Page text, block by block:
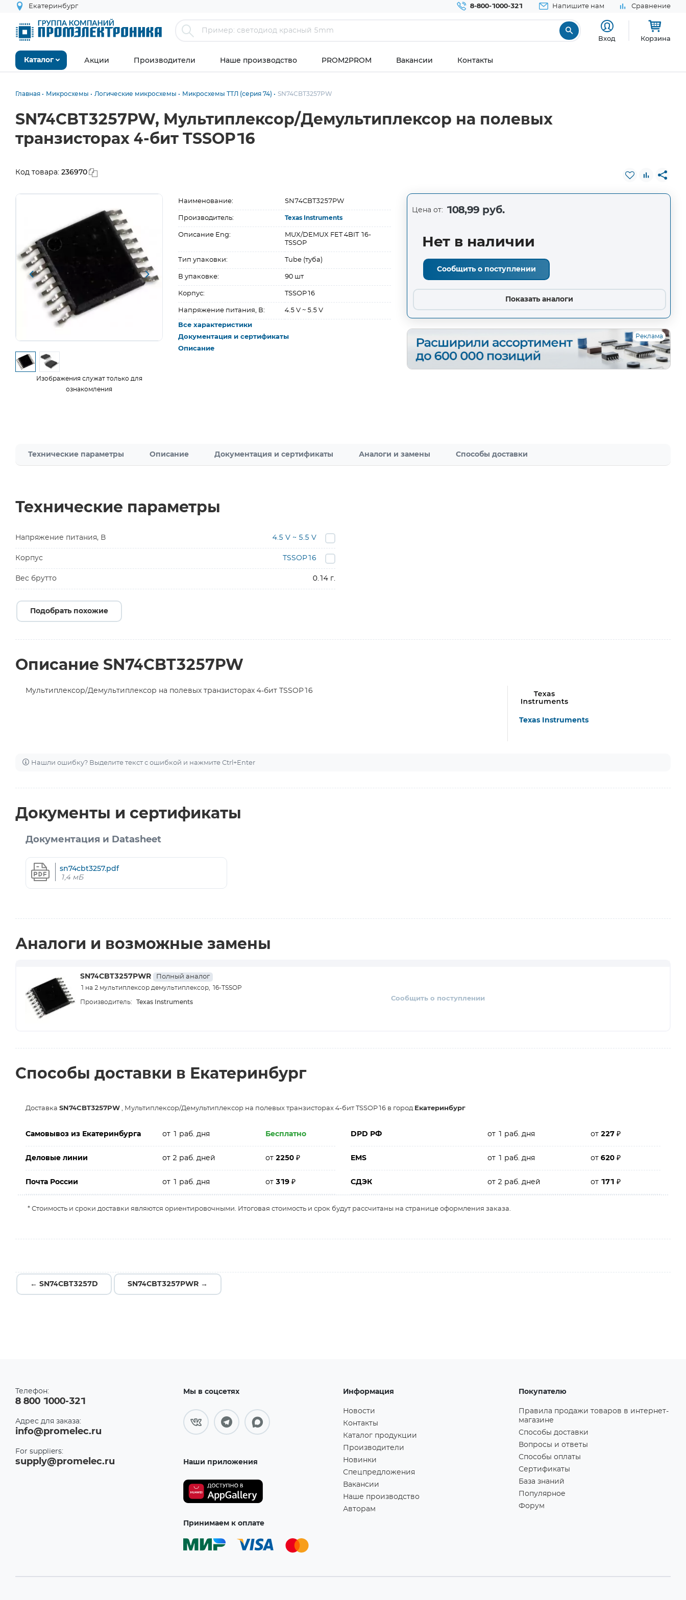
Екатеринбург 8-800-1000-321 Напишите нам Сравнение
Вход Корзина
Каталог Акции Производители Наше производство PROM2PROM Вакансии Контакты
Главная Микросхемы Логические микросхемы Микросхемы ТТЛ (серия 74) SN74CBT3257PW
SN74CBT3257PW, Мультиплексор/Демультиплексор на полевых
транзисторах 4-бит TSSOP16
Код товара: 236970
Изображения служат только для
ознакомления
Наименование: SN74CBT3257PW
Производитель: Texas Instruments
Описание Eng:
MUX/DEMUX FET 4BIT 16-
TSSOP
Тип упаковки: Tube (туба)
В упаковке: 90 шт
Корпус: TSSOP16
Напряжение питания, В: 4.5 V ~ 5.5 V
Все характеристики
Документация и сертификаты
Описание
Цена от: 108,99 руб.
Нет в наличии
Сообщить о поступлении
Показать аналоги
Реклама
Технические параметры Описание Документация и сертификаты Аналоги и замены Способы доставки
Технические параметры
Напряжение питания, В 4.5 V ~ 5.5 V
Корпус TSSOP16
Вес брутто 0.14 г.
Подобрать похожие
Описание SN74CBT3257PW
Мультиплексор/Демультиплексор на полевых транзисторах 4-бит TSSOP16
Texas Instruments
Нашли ошибку? Выделите текст с ошибкой и нажмите Ctrl+Enter
Документы и сертификаты
Документация и Datasheet
sn74cbt3257.pdf
1,4 мБ
Аналоги и возможные замены
SN74CBT3257PWR Полный аналог
1 на 2 мультиплексор демультиплексор, 16-TSSOP
Производитель: Texas Instruments Сообщить о поступлении
Способы доставки в Екатеринбург
Доставка SN74CBT3257PW , Мультиплексор/Демультиплексор на полевых транзисторах 4-бит TSSOP16 в город Екатеринбург
Самовывоз из Екатеринбурга от 1 раб. дня Бесплатно DPD РФ от 1 раб. дня от227₽
Деловые линии от 2 раб. дней от2250₽ EMS от 1 раб. дня от620₽
Почта России от 1 раб. дня от319₽ СДЭК от 2 раб. дней от 171₽
* Стоимость и сроки доставки являются ориентировочными. Итоговая стоимость и срок будут рассчитаны на странице оформления заказа.
← SN74CBT3257D SN74CBT3257PWR →
Телефон:
8 800 1000-321
Адрес для заказа:
info@promelec.ru
For suppliers:
supply@promelec.ru
Мы в соцсетях
Наши приложения
Принимаем к оплате
Информация
Новости
Контакты
Каталог продукции
Производители
Новинки
Спецпредложения
Вакансии
Наше производство
Авторам
Покупателю
Правила продажи товаров в интернет-
магазине
Способы доставки
Вопросы и ответы
Способы оплаты
Сертификаты
База знаний
Популярное
Форум